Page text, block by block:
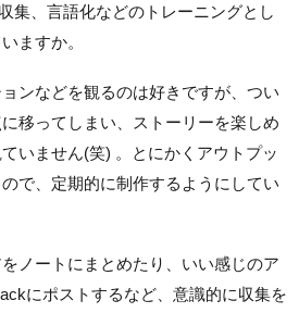
集、言語化などのトレーニングとし
ますか。
ンなどを観るのは好きですが、つい
移ってしまい、ストーリーを楽しめ
いません(笑) 。とにかくアウトプッ
で、定期的に制作するようにしてい
ノートにまとめたり、いい感じのア
にポストするなど、意識的に収集を